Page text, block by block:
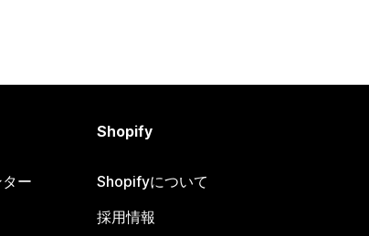
ー
Shopify
Shopifyについて
採用情報